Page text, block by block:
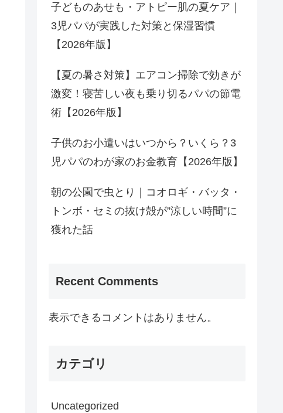
子どものあせも・アトピー肌の夏ケア｜
3児パパが実践した対策と保湿習慣
【2026年版】
【夏の暑さ対策】エアコン掃除で効きが
激変！寝苦しい夜も乗り切るパパの節電
術【2026年版】
子供のお小遣いはいつから？いくら？3
児パパのわが家のお金教育【2026年版】
朝の公園で虫とり｜コオロギ・バッタ・
トンボ・セミの抜け殻が”涼しい時間”に
獲れた話
Recent Comments
表示できるコメントはありません。
カテゴリ
Uncategorized